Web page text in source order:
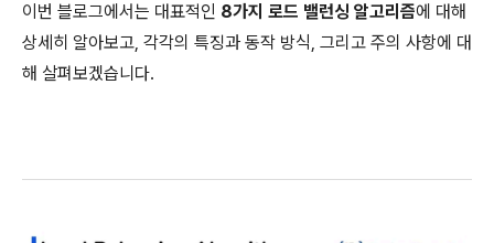
이번 블로그에서는 대표적인 8가지 로드 밸런싱 알고리즘에 대해
상세히 알아보고, 각각의 특징과 동작 방식, 그리고 주의 사항에 대
해 살펴보겠습니다.